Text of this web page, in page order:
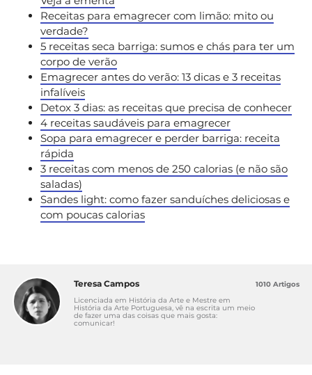
Receitas para emagrecer com limão: mito ou
verdade?
5 receitas seca barriga: sumos e chás para ter um
corpo de verão
Emagrecer antes do verão: 13 dicas e 3 receitas
infalíveis
Detox 3 dias: as receitas que precisa de conhecer
4 receitas saudáveis para emagrecer
Sopa para emagrecer e perder barriga: receita
rápida
3 receitas com menos de 250 calorias (e não são
saladas)
Sandes light: como fazer sanduíches deliciosas e
com poucas calorias
Teresa Campos
Licenciada em História da Arte e Mestre em
História da Arte Portuguesa, vê na escrita um meio
de fazer uma das coisas que mais gosta:
comunicar!
1010 Artigos